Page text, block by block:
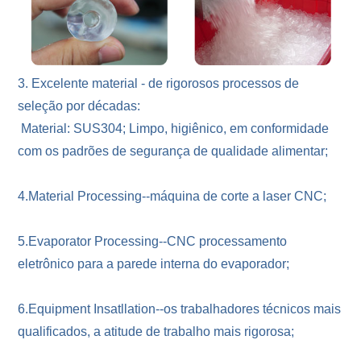
3. Excelente material - de rigorosos processos de
seleção por décadas:
Material: SUS304; Limpo, higiênico, em conformidade
com os padrões de segurança de qualidade alimentar;
4.Material Processing--máquina de corte a laser CNC;
5.Evaporator Processing--CNC processamento
eletrônico para a parede interna do evaporador;
6.Equipment Insatllation--os trabalhadores técnicos mais
qualificados, a atitude de trabalho mais rigorosa;